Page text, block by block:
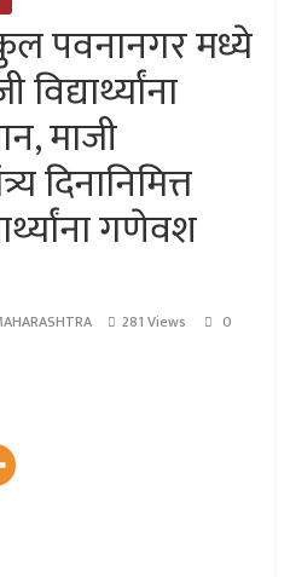
पवनानगर मध्ये
माजी
दिनानिमित्त
गणेवश
281 Views
0